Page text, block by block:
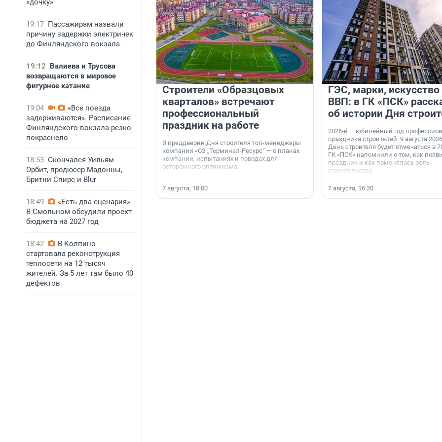
«дочку»
19:17 Пассажирам назвали
причину задержки электричек
до Финляндского вокзала
19:12 Валиева и Трусова
возвращаются в мировое
фигурное катание
19:04
«Все поезда
задерживаются». Расписание
Финляндского вокзала резко
покраснело
18:53 Скончался Уильям
Орбит, продюсер Мадонны,
Бритни Спирс и Blur
18:49
«Есть два сценария».
В Смольном обсудили проект
бюджета на 2027 год
18:42
В Колпино
стартовала реконструкция
теплосети на 12 тысяч
жителей. За 5 лет там было 40
дефектов
Строители «Образцовых
кварталов» встречают
профессиональный
праздник на работе
В преддверии Дня строителя топ-менеджеры
компании «СЗ „Терминал-Ресурс“ — о планах
компании, испытаниях и поводах для
осторожного оптимизма.
7 августа, 18:00
ГЭС, марки, искусство
ВВП: в ГК «ПСК»
об истории Дня
2026-й — юбилейный год
праздника строителей. 9 августа
День строителя будет отмечаться в
ГК «ПСК» напомнили о том, как
праздник и как поменялась роль
строительства.
7 августа, 16:20